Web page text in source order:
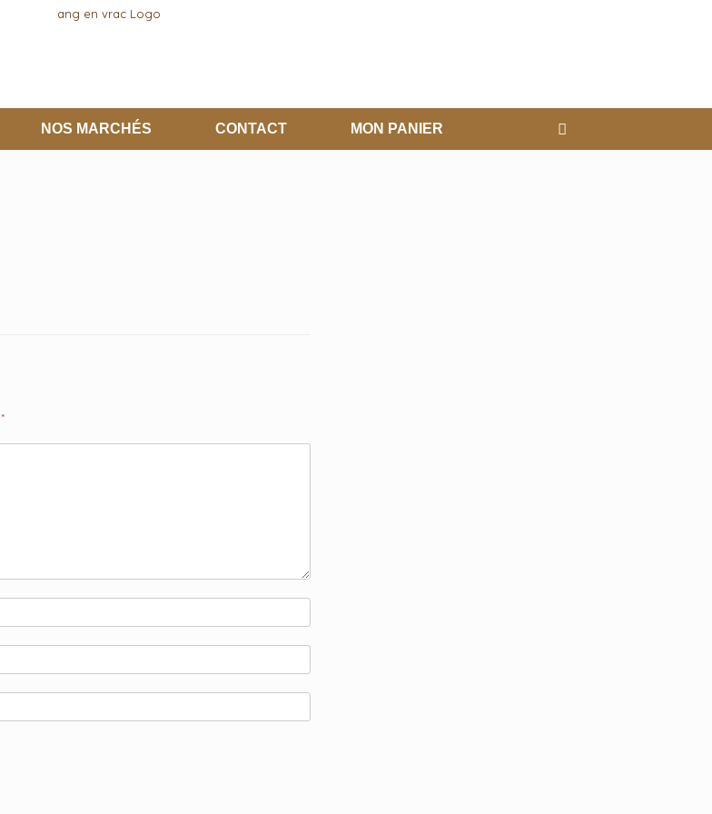
NOS MARCHÉS CONTACT MON PANIER
*